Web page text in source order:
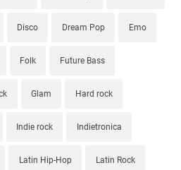
Disco Dream Pop Emo
Folk Future Bass
Glam Hard rock
Indie rock Indietronica
Latin Hip-Hop Latin Rock